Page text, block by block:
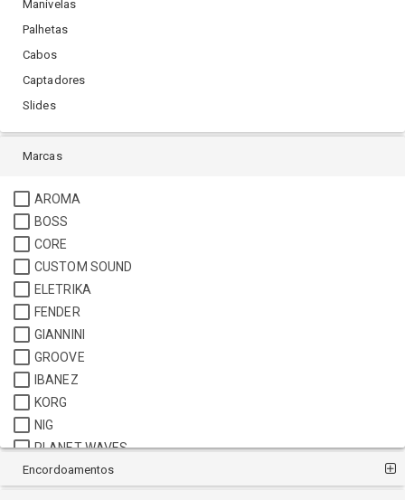
Manivelas
Palhetas
Cabos
Captadores
Slides
Marcas
AROMA
BOSS
CORE
CUSTOM SOUND
ELETRIKA
FENDER
GIANNINI
GROOVE
IBANEZ
KORG
NIG
PLANET WAVES
ROLAND
Encordoamentos